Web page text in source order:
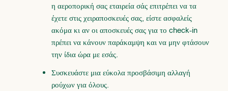
η αεροπορική σας εταιρεία σάς επιτρέπει να τα
έχετε στις χειραποσκευές σας, είστε ασφαλείς
ακόμα κι αν οι αποσκευές σας για το check-in
πρέπει να κάνουν παράκαμψη και να μην φτάσουν
την ίδια ώρα με εσάς.
Συσκευάστε μια εύκολα προσβάσιμη αλλαγή
ρούχων για όλους.